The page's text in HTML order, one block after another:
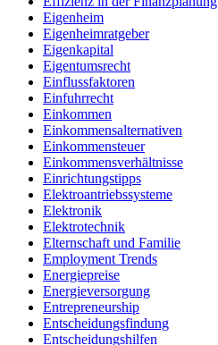
Eigenheim
Eigenheimratgeber
Eigenkapital
Eigentumsrecht
Einflussfaktoren
Einfuhrrecht
Einkommen
Einkommensalternativen
Einkommensteuer
Einkommensverhältnisse
Einrichtungstipps
Elektroantriebssysteme
Elektronik
Elektrotechnik
Elternschaft und Familie
Employment Trends
Energiepreise
Energieversorgung
Entrepreneurship
Entscheidungsfindung
Entscheidungshilfen